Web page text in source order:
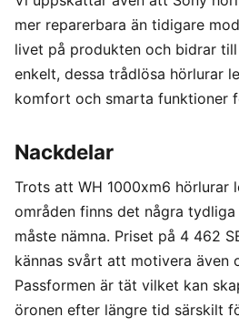
mer reparerbara än tidigare
livet på produkten och bidrar
enkelt, dessa trådlösa hörlurar
komfort och smarta funktioner
Nackdelar
Trots att WH 1000xm6 hörlurar
områden finns det några
måste nämna. Priset på 4 462
kännas svårt att motivera även
Passformen är tät vilket kan
öronen efter längre tid särskilt